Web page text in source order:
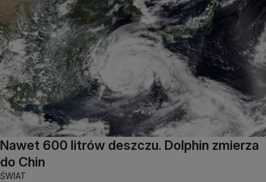
Nawet 600 litrów deszczu. Dolphin zmierza
do Chin
ŚWIAT